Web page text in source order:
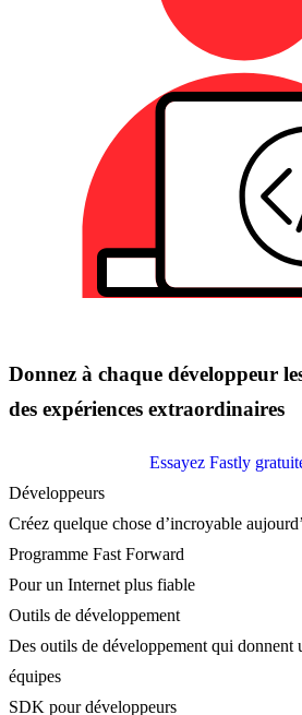
Donnez à chaque développeur
des expériences extraordinaires
Essayez Fastly
Développeurs
Créez quelque chose d’incroyable
Programme Fast Forward
Pour un Internet plus fiable
Outils de développement
Des outils de développement qui donnent
équipes
SDK pour développeurs